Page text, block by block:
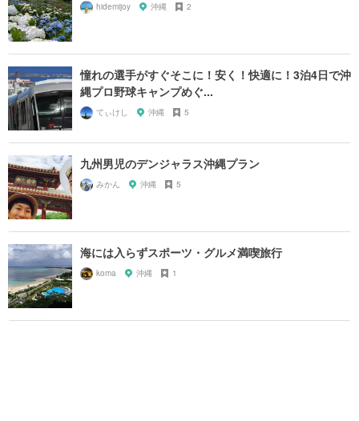
hidemijoy 沖縄 2
憧れの選手がすぐそこに！安く！快適に！3泊4日で沖
縄プロ野球キャンプめぐ...
てぃけし 沖縄 5
九州男児のデンジャラス沖縄プラン
みかん 沖縄 5
海には入らずスポーツ・グルメ満喫旅行
koma 沖縄 1